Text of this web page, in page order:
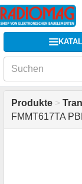
Produkte >
FMMT617TA